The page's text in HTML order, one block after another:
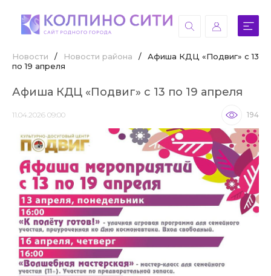
Новости / Новости района /
Афиша КДЦ «Подвиг» с 13
по 19 апреля
Афиша КДЦ «Подвиг» с 13 по 19 апреля
11.04.2026 09:00 194